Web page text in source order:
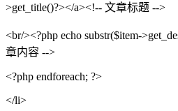
>get_title()?></a><!-- 文章标题 -->
<br/><?php echo substr($item-
章内容 -->
<?php endforeach; ?>
</li>